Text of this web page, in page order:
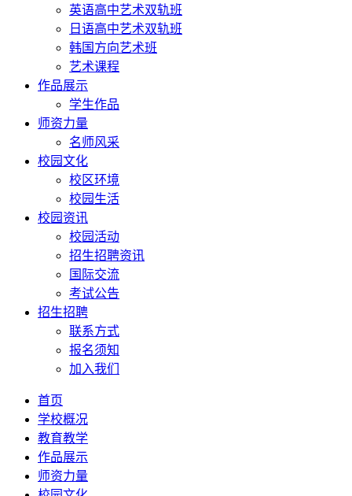
英语高中艺术双轨班
日语高中艺术双轨班
韩国方向艺术班
艺术课程
作品展示
学生作品
师资力量
名师风采
校园文化
校区环境
校园生活
校园资讯
校园活动
招生招聘资讯
国际交流
考试公告
招生招聘
联系方式
报名须知
加入我们
首页
学校概况
教育教学
作品展示
师资力量